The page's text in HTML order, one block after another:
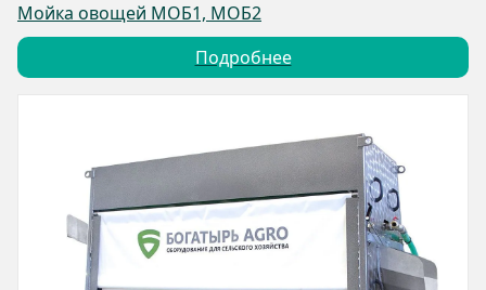
Мойка овощей МОБ1, МОБ2
Подробнее